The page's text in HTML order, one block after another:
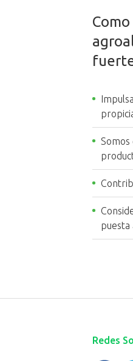
puesta
Redes